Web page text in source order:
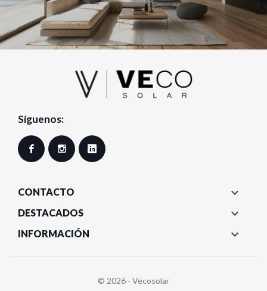
Síguenos:
Facebook Instagram
CONTACTO 
DESTACADOS 
INFORMACIÓN 
© 2026 - Vecosolar